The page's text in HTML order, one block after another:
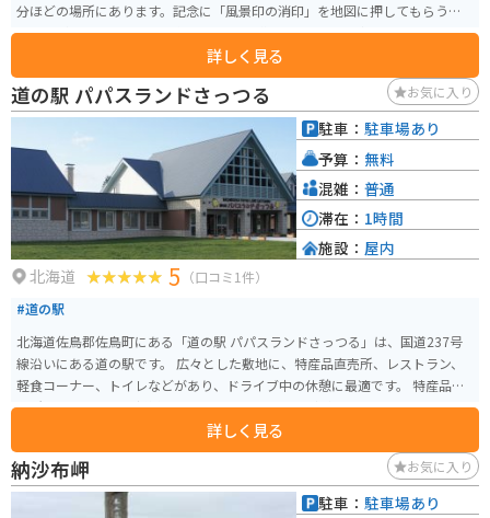
分ほどの場所にあります。記念に「風景印の消印」を地図に押してもらうの
もいかがでしょうか。85円以上の切手を購入することで、押してもらえま
す。こちらの郵便局から、あえて旅の便りを出すというのもオツかもしれま
せんね。風景印と同じ柄の、来局記念スタンプも置かれています。
詳しく見る
道の駅 パパスランドさっつる お気に入り
北海道 5 （口コミ1件）
#道の駅
北海道佐鳥郡佐鳥町にある「道の駅 パパスランドさっつる」は、国道237号
線沿いにある道の駅です。 広々とした敷地に、特産品直売所、レストラン、
軽食コーナー、トイレなどがあり、ドライブ中の休憩に最適です。 特産品直
売所では、地元産の新鮮な野菜や果物、加工品などが販売されています。 レ
ストランでは、地元の食材を使った料理を楽しむことができます。 バイクで
訪れる場合は、駐車場も広々としているので安心です。 道の駅 パパスランド
さっつるは、ドライブやツーリングの休憩に最適な場所です。 地元の特産品
やグルメを楽しむことができます。
詳しく見る
駐車： 駐車場あり
予算： 無料
混雑： 普通
滞在： 1時間
施設： 屋内
納沙布岬 お気に入り
駐車： 駐車場あり